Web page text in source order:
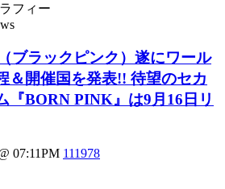
フィー
ブラックピンク）遂にワール
＆開催国を発表!! 待望のセカ
『BORN PINK』は9月16日リ
07:11PM 111978